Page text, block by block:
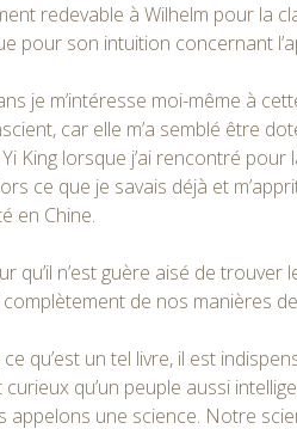
redevable à Wilhelm pour la
pour son intuition concernant
je m’intéresse moi-même à
car elle m’a semblé être
King lorsque j’ai rencontré
ce que je savais déjà et
en Chine.
qu’il n’est guère aisé de
complètement de nos manières
qu’est un tel livre, il est
curieux qu’un peuple aussi
appelons une science. Notre